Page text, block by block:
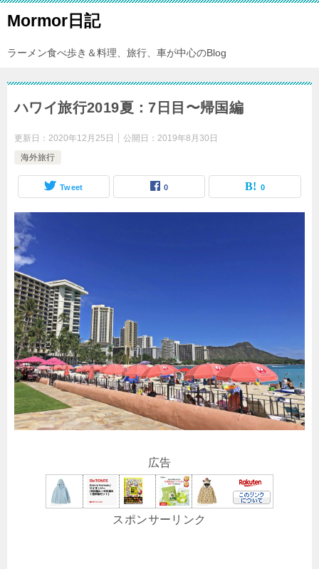
Mormor日記
ラーメン食べ歩き＆料理、旅行、車が中心のBlog
ハワイ旅行2019夏：7日目〜帰国編
更新日： 2020年12月25日 公開日： 2019年8月30日
海外旅行
Tweet 0 0
広告
スポンサーリンク